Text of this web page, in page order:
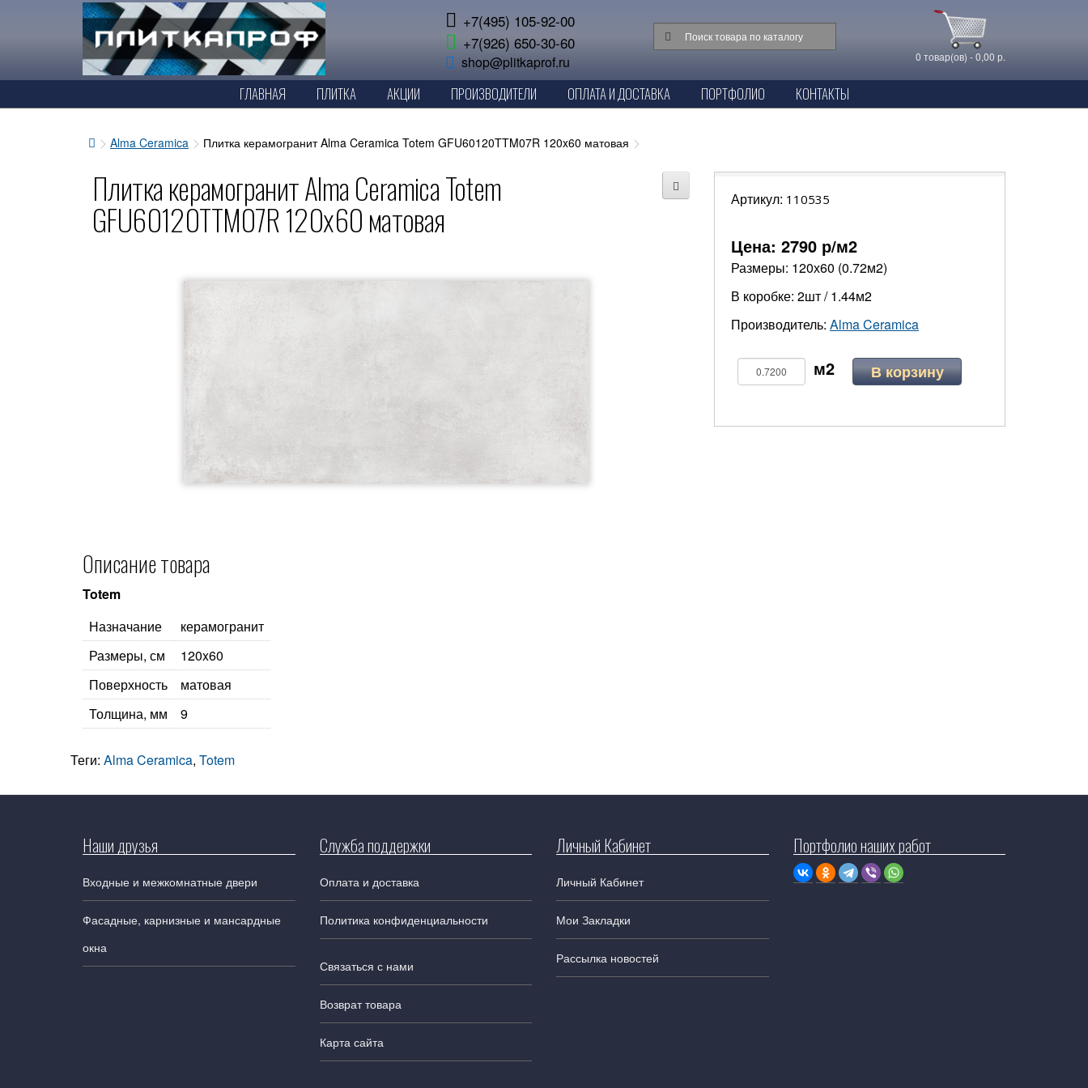
+7(495) 105-92-00
+7(926) 650-30-60
shop@plitkaprof.ru 0 товар(ов) - 0,00 р.
ГЛАВНАЯ ПЛИТКА АКЦИИ ПРОИЗВОДИТЕЛИ ОПЛАТА И ДОСТАВКА ПОРТФОЛИО КОНТАКТЫ
Alma Ceramica Плитка керамогранит Alma Ceramica Totem GFU60120TTM07R 120x60 матовая
Плитка керамогранит Alma Ceramica Totem
GFU60120TTM07R 120x60 матовая
Описание товара
Totem
Назначание
керамогранит
Размеры, см
120x60
Поверхность
матовая
Толщина, мм
9
Артикул: 110535
Цена: 2790 р/м2
Размеры: 120х60 (0.72м2)
В коробке: 2шт / 1.44м2
Производитель: Alma Ceramica
В корзину
Теги: Alma Ceramica, Totem
Наши друзья
Входные и межкомнатные двери
Фасадные, карнизные и мансардные
окна
Служба поддержки
Оплата и доставка
Политика конфиденциальности
Связаться с нами
Возврат товара
Карта сайта
Личный Кабинет
Личный Кабинет
Мои Закладки
Рассылка новостей
Портфолио наших работ